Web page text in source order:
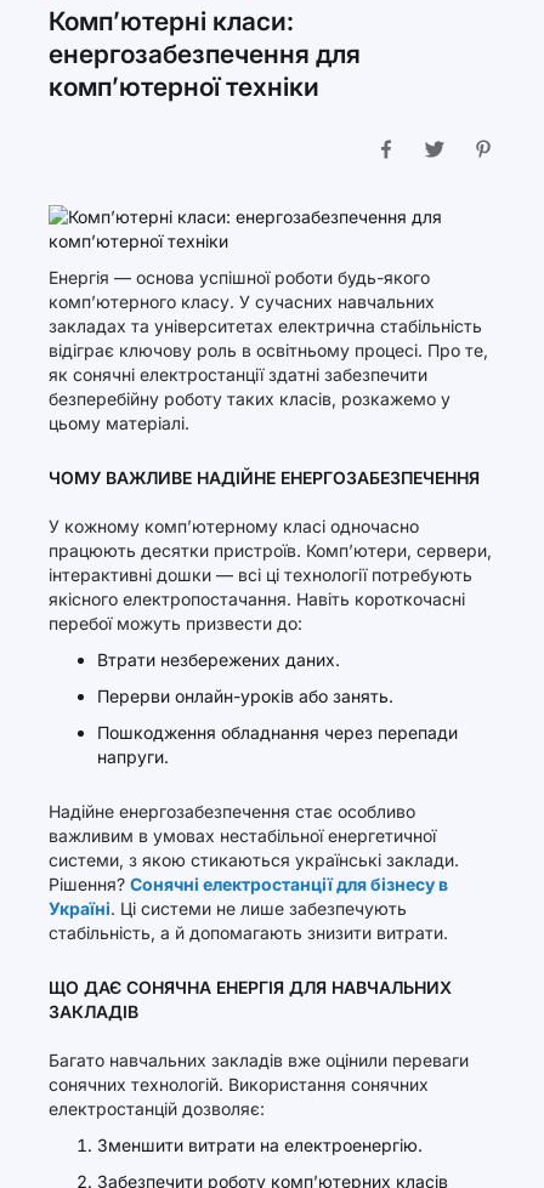
Комп’ютерні класи:
енергозабезпечення для
комп’ютерної техніки
Енергія — основа успішної роботи будь-якого
комп’ютерного класу. У сучасних навчальних
закладах та університетах електрична стабільність
відіграє ключову роль в освітньому процесі. Про те,
як сонячні електростанції здатні забезпечити
безперебійну роботу таких класів, розкажемо у
цьому матеріалі.
ЧОМУ ВАЖЛИВЕ НАДІЙНЕ ЕНЕРГОЗАБЕЗПЕЧЕННЯ
У кожному комп’ютерному класі одночасно
працюють десятки пристроїв. Комп’ютери, сервери,
інтерактивні дошки — всі ці технології потребують
якісного електропостачання. Навіть короткочасні
перебої можуть призвести до:
Втрати незбережених даних.
Перерви онлайн-уроків або занять.
Пошкодження обладнання через перепади
напруги.
Надійне енергозабезпечення стає особливо
важливим в умовах нестабільної енергетичної
системи, з якою стикаються українські заклади.
Рішення? Сонячні електростанції для бізнесу в
Україні. Ці системи не лише забезпечують
стабільність, а й допомагають знизити витрати.
ЩО ДАЄ СОНЯЧНА ЕНЕРГІЯ ДЛЯ НАВЧАЛЬНИХ
ЗАКЛАДІВ
Багато навчальних закладів вже оцінили переваги
сонячних технологій. Використання сонячних
електростанцій дозволяє:
Зменшити витрати на електроенергію.
Забезпечити роботу комп’ютерних класів